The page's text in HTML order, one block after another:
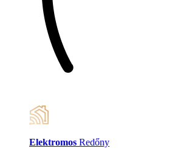
Elektromos Redőny